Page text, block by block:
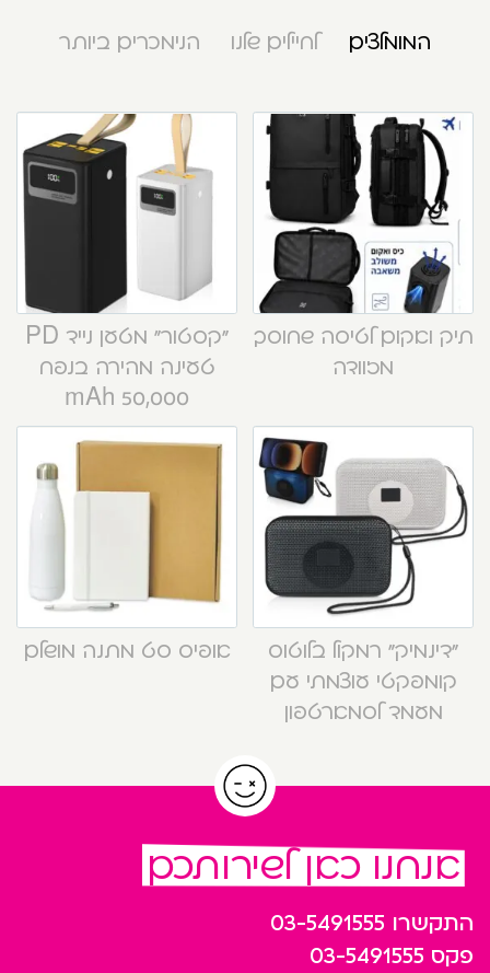
המומלצים לחיילים שלנו הנימכרים ביותר
תיק ואקום לטיסה שחוסך
מזוודה
“קסטור” מטען נייד PD
טעינה מהירה בנפח
50,000 mAh
“דינמיק” רמקול בלוטוס
קומפקטי עוצמתי עם
מעמד לסמארטפון
אופיס סט מתנה מושלם
אנחנו כאן לשירותכם
התקשרו 03-5491555
פקס 03-5491555